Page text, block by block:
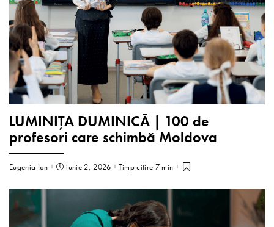
LUMINIȚA DUMINICĂ | 100 de
profesori care schimbă Moldova
Eugenia Ion iunie 2, 2026 Timp citire 7 min